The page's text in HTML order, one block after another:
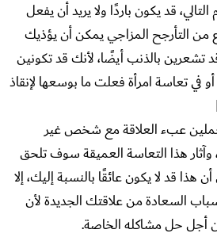
قد يكون باردًا ولا يريد أن يفعل
التأرجح المزاجي يمكن أن يؤذيك
تشعرين بالذنب أيضًا، لأنك قد تكونين
في تعاسة امرأة فعلت ما بوسعها لإنقاذ
عبء العلاقة مع شخص غير
هذا التعاسة العميقة سوف تلحق
هذا قد لا يكون عائقًا بالنسبة إليك، إلا
السعادة من علاقتك الجديدة لأن
أجل حل مشاكله الخاصة.